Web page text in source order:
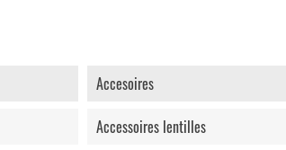
Accesoires
Accessoires lentilles